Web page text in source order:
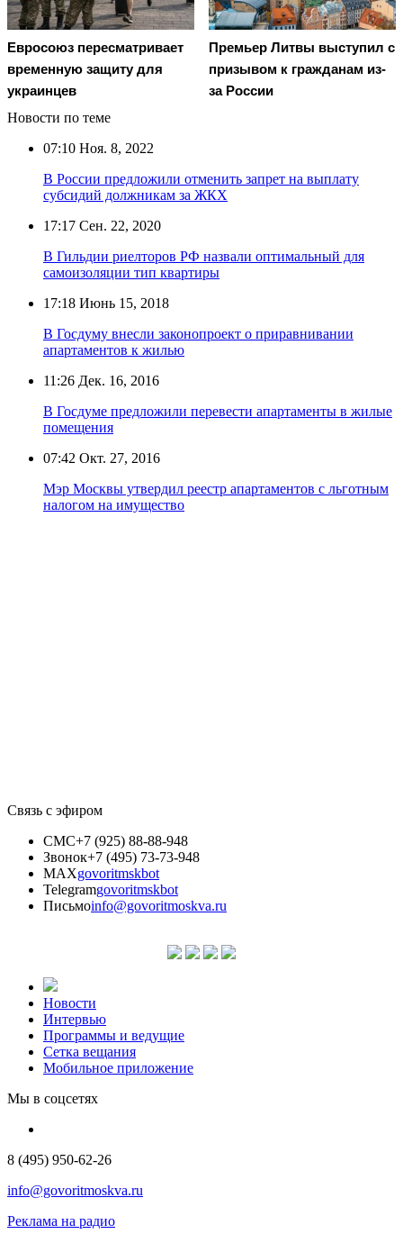
Евросоюз пересматривает
временную защиту для
украинцев
Премьер Литвы выступил с
призывом к гражданам из-
за России
Новости по теме
07:10 Ноя. 8, 2022
В России предложили отменить запрет на выплату
субсидий должникам за ЖКХ
17:17 Сен. 22, 2020
В Гильдии риелторов РФ назвали оптимальный для
самоизоляции тип квартиры
17:18 Июнь 15, 2018
В Госдуму внесли законопроект о приравнивании
апартаментов к жилью
11:26 Дек. 16, 2016
В Госдуме предложили перевести апартаменты в жилые
помещения
07:42 Окт. 27, 2016
Мэр Москвы утвердил реестр апартаментов с льготным
налогом на имущество
Связь с эфиром
СМС+7 (925) 88-88-948
Звонок+7 (495) 73-73-948
MAXgovoritmskbot
Telegramgovoritmskbot
Письмоinfo@govoritmoskva.ru
Новости
Интервью
Программы и ведущие
Сетка вещания
Мобильное приложение
Мы в соцсетях
8 (495) 950-62-26
info@govoritmoskva.ru
Реклама на радио